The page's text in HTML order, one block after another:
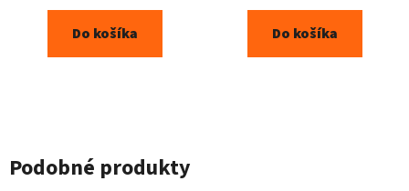
Do košíka Do košíka
Podobné produkty